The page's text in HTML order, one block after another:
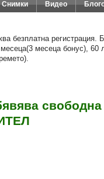
Снимки Видео
безплатна регистрация.
месеца бонус), 60
свободна